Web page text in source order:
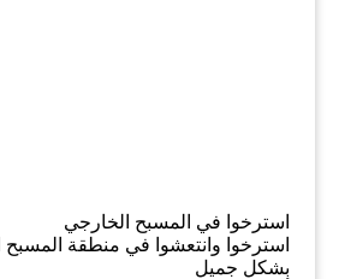
استرخوا في المسبح الخارجي
استرخوا وانتعشوا في منطقة
بشكل جميل